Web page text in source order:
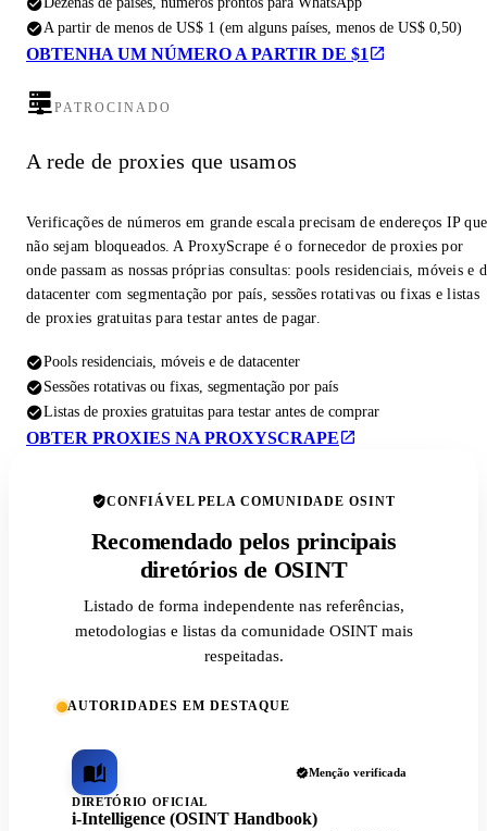
A partir de menos de US$ 1 (em alguns países, menos de US$ 0,50)
OBTENHA UM NÚMERO A PARTIR DE $1
PATROCINADO
A rede de proxies que usamos
Verificações de números em grande escala precisam de endereços IP que
não sejam bloqueados. A ProxyScrape é o fornecedor de proxies por
onde passam as nossas próprias consultas: pools residenciais, móveis e
datacenter com segmentação por país, sessões rotativas ou fixas e listas
de proxies gratuitas para testar antes de pagar.
Pools residenciais, móveis e de datacenter
Sessões rotativas ou fixas, segmentação por país
Listas de proxies gratuitas para testar antes de comprar
OBTER PROXIES NA PROXYSCRAPE
CONFIÁVEL PELA COMUNIDADE OSINT
Recomendado pelos principais
diretórios de OSINT
Listado de forma independente nas referências,
metodologias e listas da comunidade OSINT mais
respeitadas.
AUTORIDADES EM DESTAQUE
Menção verificada
DIRETÓRIO OFICIAL
i-Intelligence (OSINT Handbook)